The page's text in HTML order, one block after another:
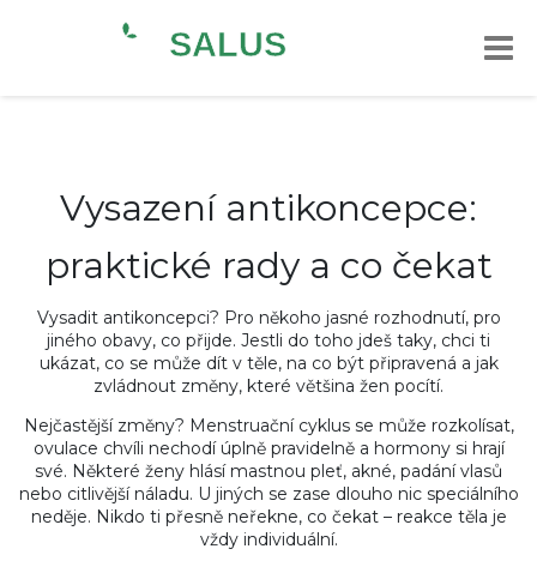
Vysazení antikoncepce:
praktické rady a co čekat
Vysadit antikoncepci? Pro někoho jasné rozhodnutí, pro
jiného obavy, co přijde. Jestli do toho jdeš taky, chci ti
ukázat, co se může dít v těle, na co být připravená a jak
zvládnout změny, které většina žen pocítí.
Nejčastější změny? Menstruační cyklus se může rozkolísat,
ovulace chvíli nechodí úplně pravidelně a hormony si hrají
své. Některé ženy hlásí mastnou pleť, akné, padání vlasů
nebo citlivější náladu. U jiných se zase dlouho nic speciálního
neděje. Nikdo ti přesně neřekne, co čekat – reakce těla je
vždy individuální.